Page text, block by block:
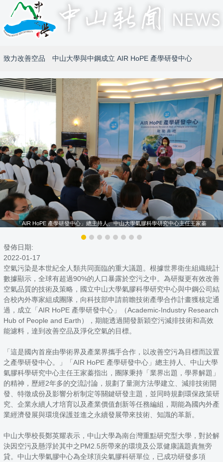
致力改善空品 中山大學與中鋼成立 AIR HoPE 產學研發中心
「AIR HoPE 產學研發中心」總主持人、中山大學氣膠科學研究中心主任王家蓁
發佈日期:
2022-01-17
空氣污染是本世紀全人類共同面臨的重大議題。根據世界衛生組織統計
數據顯示，全球有超過90%的人口暴露於空污之中。為研擬更有效改善
空氣品質的技術及策略，國立中山大學氣膠科學研究中心與中鋼公司結
合校內外專家組成團隊，向科技部申請前瞻技術產學合作計畫獲核定通
過，成立「AIR HoPE 產學研發中心」（Academic-Industry Research
Hub of People and Earth），期能透過開發新穎空污減排技術和高效
能濾料，達到改善空品及淨化空氣的目標。
「這是國內首座由學術界及產業界攜手合作，以改善空污為目標而設置
之產學研發中心。」「AIR HoPE 產學研發中心」總主持人、中山大學
氣膠科學研究中心主任王家蓁指出，團隊秉持「業界出題，學界解題」
的精神，歷經2年多的交流討論，規劃了量測方法學建立、減排技術開
發、特徵成份及影響分析制定等關鍵研發主題，並同時規劃環保政策研
究、企業永續人才培育以及產業價值創新等任務編組，期能為國內外產
業經濟發展與環境保護並進之永續發展帶來技術、知識的革新。
中山大學校長鄭英耀表示，中山大學為南台灣重點研究型大學，對於解
決因空污及懸浮於其中之PM2.5所帶來的環境及公眾健康議題責無旁
貸。中山大學氣膠中心為全球頂尖氣膠科研單位，已成功研發多項